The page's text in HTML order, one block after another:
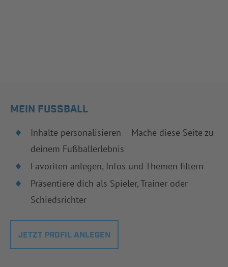
MEIN FUSSBALL
Inhalte personalisieren – Mache diese Seite zu
deinem Fußballerlebnis
Favoriten anlegen, Infos und Themen filtern
Präsentiere dich als Spieler, Trainer oder
Schiedsrichter
JETZT PROFIL ANLEGEN